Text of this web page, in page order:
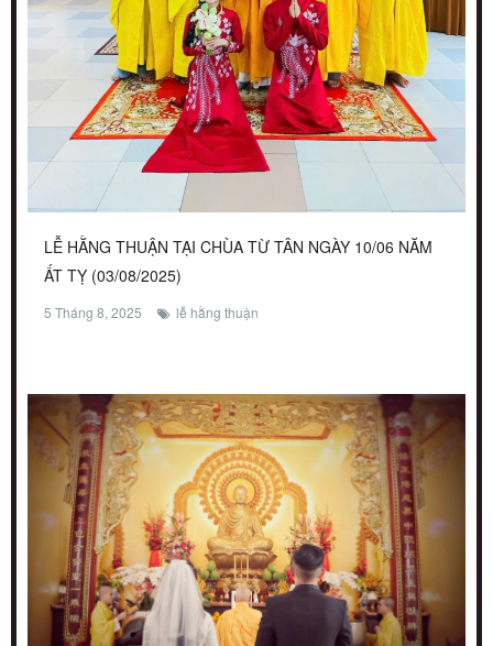
LỄ HẰNG THUẬN TẠI CHÙA TỪ TÂN NGÀY 10/06 NĂM
ẤT TỴ (03/08/2025)
5 Tháng 8, 2025 lễ hằng thuận